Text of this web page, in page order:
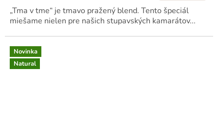
4,1
Z
HVIEZDIČIEK.
„Tma v tme“ je tmavo pražený blend. Tento špeciál
miešame nielen pre našich stupavských kamarátov...
Novinka
Natural